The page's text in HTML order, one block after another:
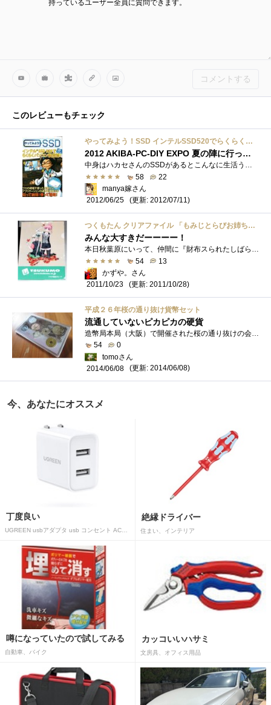
持っているユーザー全員に質問できます。
コメントする
このレビューもチェック
やってみよう！SSD インテルSSD520でらくらくパソコン改造術！
2012 AKIBA-PC-DIY EXPO 夏の陣に行ってきました（イラストレビュー？付）
中身はハカセさんのSSDがあるとこんなに生活うるおうんだぜヤッホーって四コマとジグソーの皆さまのSSDレビューが掲載されていました。イベン�...
58
22
manya嫁さん
2012/06/25
(更新: 2012/07/11)
つくもたん クリアファイル 「もみじとらびお姉ちゃんとつくもたん」Ver
みんな大すきだーーーー！
本日秋葉原にいって、仲間に『財布スられたしばらく散財できないんだ。。。』って言ったら。K『今度も面白いマザーかすからしばらくそれで気�...
54
13
かずや。さん
2011/10/23
(更新: 2011/10/28)
平成２６年桜の通り抜け貨幣セット
流通していないピカピカの硬貨
54
0
tomoさん
2014/06/08
(更新: 2014/06/08)
今、あなたにオススメ
丁度良い
UGREEN usbアダプタ usb コンセント AC式充電器 3.1A PSE認証済み 折りたたみ式プラグ 2ポート
絶縁ドライバー
住まい、インテリア
噂になっていたので試してみる
自動車、バイク
カッコいいハサミ
文房具、オフィス用品